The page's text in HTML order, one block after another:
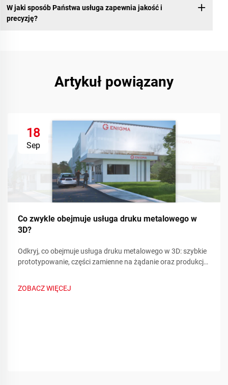
W jaki sposób Państwa usługa zapewnia jakość i
precyzję?
Artykuł powiązany
18
Sep
Co zwykle obejmuje usługa druku metalowego w
3D?
Odkryj, co obejmuje usługa druku metalowego w 3D: szybkie
prototypowanie, części zamienne na żądanie oraz produkcja
ZOBACZ WIĘCEJ